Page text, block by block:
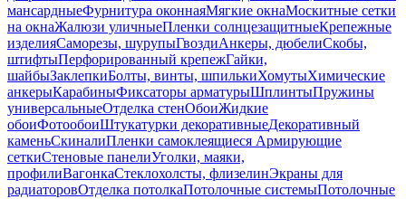
мансардныеФурнитура оконнаяМягкие окнаМоскитные сетки
на окнаЖалюзи уличныеПленки солнцезащитныеКрепежные
изделияСаморезы, шурупыГвоздиАнкеры, дюбелиСкобы,
штифтыПерфорированный крепежГайки,
шайбыЗаклепкиБолты, винты, шпилькиХомутыХимические
анкерыКарабиныФиксаторы арматурыШплинтыПружины
универсальныеОтделка стенОбоиЖидкие
обоиФотообоиШтукатурки декоративныеДекоративный
каменьСкиналиПленки самоклеящиеся Армирующие
сеткиСтеновые панелиУголки, маяки,
профилиВагонкаСтеклохолсты, флизелинЭкраны для
радиаторовОтделка потолкаПотолочные системыПотолочные